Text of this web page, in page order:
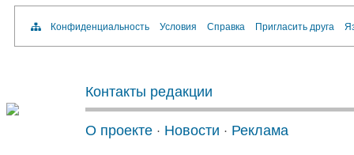
Конфиденциальность Условия Справка Пригласить друга
Контакты редакции
О проекте · Новости · Реклама